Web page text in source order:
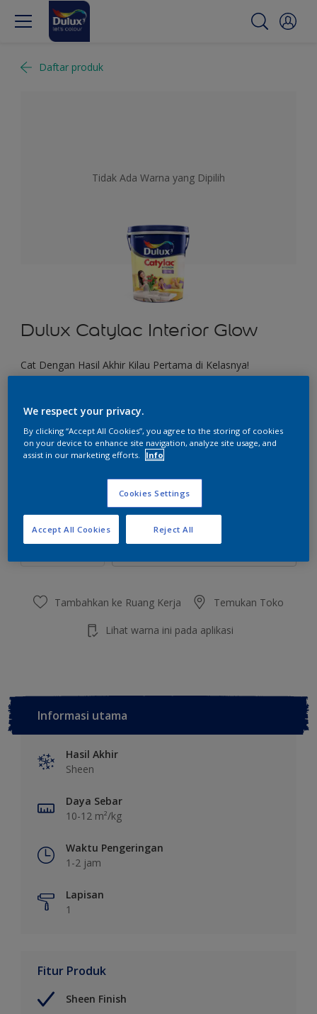
Daftar produk
Tidak Ada Warna yang Dipilih
Dulux Catylac Interior Glow
Cat Dengan Hasil Akhir Kilau Pertama di Kelasnya!
Pilih Warna
Ukuran
Tambahkan ke Ruang Kerja Temukan Toko
Lihat warna ini pada aplikasi
Informasi utama
Hasil Akhir
Sheen
Daya Sebar
10-12 m²/kg
Waktu Pengeringan
1-2 jam
Lapisan
1
Fitur Produk
Sheen Finish
We respect your privacy.
By clicking “Accept All Cookies”, you agree to the storing of cookies
on your device to enhance site navigation, analyze site usage, and
assist in our marketing efforts.
Info
Cookies Settings
Reject All
Accept All Cookies